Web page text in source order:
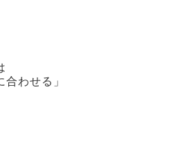
合わせる」